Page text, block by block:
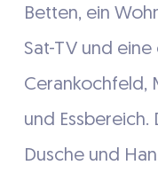
Betten, ein
Sat-TV und
Cerankochfeld,
und
Dusche und